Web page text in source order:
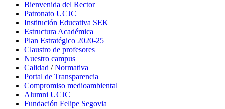
Bienvenida del Rector
Patronato UCJC
Institución Educativa SEK
Estructura Académica
Plan Estratégico 2020-25
Claustro de profesores
Nuestro campus
Calidad /Normativa
Portal de Transparencia
Compromiso medioambiental
Alumni UCJC
Fundación Felipe Segovia